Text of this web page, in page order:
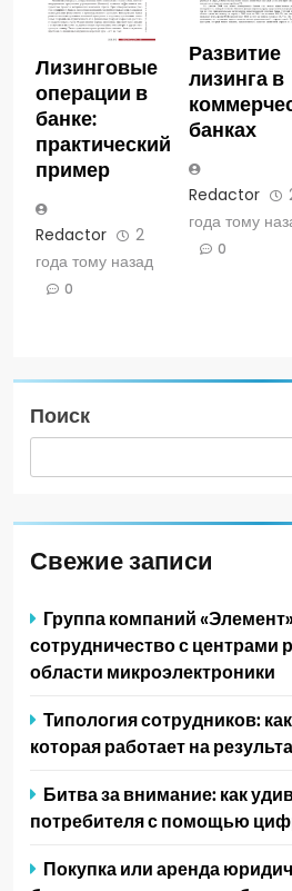
Лизинговые
операции в
банке:
практический
пример
Redactor
2
года тому назад
0
Развитие
лизинга в
банках
Redactor
года тому
0
Поиск
Свежие записи
Группа компаний
сотрудничество с центрами
области микроэлектроники
Типология сотрудников:
которая работает на
Битва за внимание: как
потребителя с помощью
Покупка или аренда